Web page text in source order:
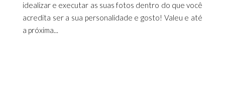
idealizar e executar as suas fotos dentro do que você
acredita ser a sua personalidade e gosto! Valeu e até
a próxima...